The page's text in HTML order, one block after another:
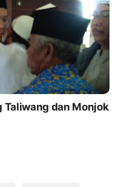
Taliwang dan Monjok